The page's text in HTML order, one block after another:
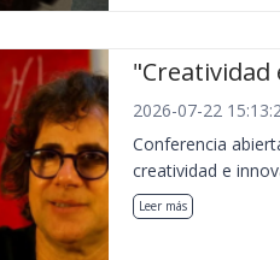
2026-07-22
Conferencia
creatividad e
Leer más